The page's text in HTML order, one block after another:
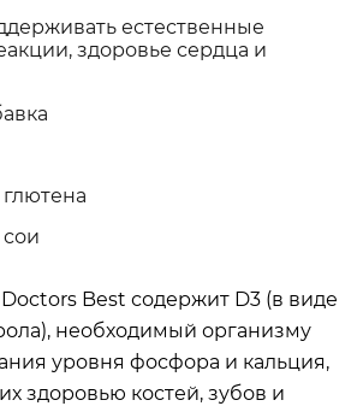
естественные
здоровье сердца и
Best содержит D3 (в виде
необходимый организму
уровня фосфора и кальция,
здоровью костей, зубов и